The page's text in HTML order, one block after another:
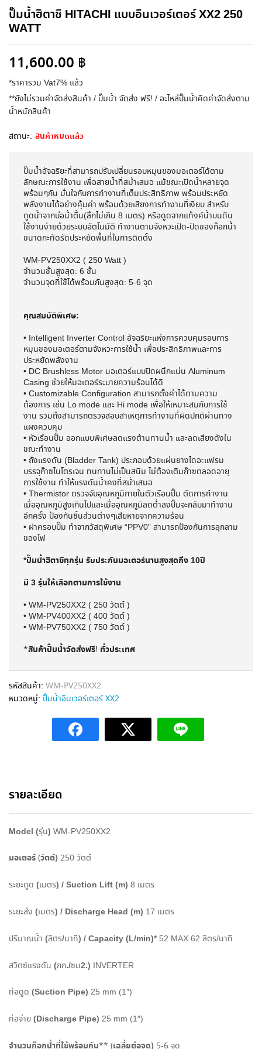
ปั๊มน้ำฮิตาชิ HITACHI แบบอินเวอร์เตอร์ XX2 250
WATT
11,600.00 ฿
*ราคารวม Vat7% แล้ว
**ยังไม่รวมค่าจัดส่งสินค้า / ปั๊มน้ำ จัดส่ง ฟรี! / อะไหล่ปั๊มน้ำคิดค่าจัดส่งตาม
น้ำหนักสินค้า
สถานะ: สินค้าหมดแล้ว
ปั๊มน้ำอัจฉริยะที่สามารถปรับเปลี่ยนรอบหมุนของมอเตอร์ได้ตาม
ลักษณะการใช้งาน เพื่อสายน้ำที่สม่ำเสมอ แม้ขณะเปิดน้ำหลายจุด
พร้อมๆกัน มั่นใจกับการทำงานที่เต็มประสิทธิภาพ พร้อมประหยัด
พลังงานได้อย่างคุ้มค่า พร้อมด้วยเสียงการทำงานที่เงียบ สำหรับ
ดูดน้ำจากบ่อน้ำตื้น(ลึกไม่เกิน 8 เมตร) หรือดูดจากแท้งค์น้ำบนดิน
ใช้งานง่ายด้วยระบบอัตโนมัติ ทำงานตามจังหวะเปิด-ปิดของก๊อกน้ำ
ขนาดกะทัดรัดประหยัดพื้นที่ในการติดตั้ง
WM-PV250XX2 ( 250 Watt )
จำนวนชั้นสูงสุด: 6 ชั้น
จำนวนจุดที่ใช้ได้พร้อมกันสูงสุด: 5-6 จุด
คุณสมบัติพิเศษ:
• Intelligent Inverter Control อัจฉริยะแห่งการควบคุมรอบการ
หมุนของมอเตอร์ตามจังหวะการใช้น้ำ เพื่อประสิทธิภาพและการ
ประหยัดพลังงาน
• DC Brushless Motor มอเตอร์แบบปิดผนึกแน่น Aluminum
Casing ช่วยให้มอเตอร์ระบายความร้อนได้ดี
• Customizable Configuration สามารถตั้งค่าได้ตามความ
ต้องการ เช่น Lo mode และ Hi mode เพื่อให้เหมาะสมกับการใช้
งาน รวมถึงสามารถตรวจสอบสาเหตุการทำงานที่ผิดปกติผ่านทาง
แผงควบคุม
• หัวเรือนปั๊ม ออกแบบพิเศษลดแรงต้านทานน้ำ และลดเสียงดังใน
ขณะทำงาน
• ถังแรงดัน (Bladder Tank) ประกอบด้วยแผ่นยางไดอะแฟรม
บรรจุก๊าซไนโตรเจน ทนทานไม่เป็นสนิม ไม่ต้องเติมก๊าซตลอดอายุ
การใช้งาน ทำให้แรงดันน้ำคงที่สม่ำเสมอ
• Thermistor ตรวจจับอุณหภูมิภายในตัวเรือนปั๊ม ตัดการทำงาน
เมื่ออุณหภูมิสูงเกินไปและเมื่ออุณหภูมิลดต่ำลงปั๊มจะกลับมาทำงาน
อีกครั้ง ป้องกันชิ้นส่วนต่างๆเสียหายจากความร้อน
• ฝาครอบปั๊ม ทำจากวัสดุพิเศษ “PPV0” สามารถป้องกันการลุกลาม
ของไฟ
*ปั๊มน้ำฮิตาชิทุกรุ่น รับประกันมอเตอร์นานสูงสุดถึง 10ปี
มี 3 รุ่นให้เลือกตามการใช้งาน
• WM-PV250XX2 ( 250 วัตต์ )
• WM-PV400XX2 ( 400 วัตต์ )
• WM-PV750XX2 ( 750 วัตต์ )
*สินค้าปั๊มน้ำจัดส่งฟรี! ทั่วประเทศ
รหัสสินค้า: WM-PV250XX2
หมวดหมู่: ปั๊มน้ำอินเวอร์เตอร์ XX2
รายละเอียด
Model (รุ่น) WM-PV250XX2
มอเตอร์ (วัตต์) 250 วัตต์
ระยะดูด (เมตร) / Suction Lift (m) 8 เมตร
ระยะส่ง (เมตร) / Discharge Head (m) 17 เมตร
ปริมาณน้ำ (ลิตร/นาที) / Capacity (L/min)*52 MAX 62 ลิตร/นาที
สวิตซ์แรงดัน (กก./ซม2.) INVERTER
ท่อดูด (Suction Pipe) 25 mm (1″)
ท่อจ่าย (Discharge Pipe) 25 mm (1″)
จำนวนก๊อกน้ำที่ใช้พร้อมกัน** (เฉลี่ยต่อจุด) 5-6 จุด